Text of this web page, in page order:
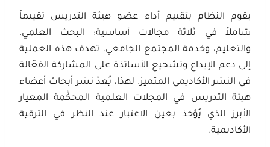
يقوم النظام بتقييم أداء عضو هيئة التدريس تقييماً
شاملاً في ثلاثة مجالات أساسية: البحث العلمي،
والتعليم، وخدمة المجتمع الجامعي. تهدف هذه العملية
إلى دعم الإبداع وتشجيع الأساتذة على المشاركة الفعّالة
في النشر الأكاديمي المتميز. لهذا، يُعدّ نشر أبحاث أعضاء
هيئة التدريس في المجلات العلمية المحكَّمة المعيار
الأبرز الذي يُؤخذ بعين الاعتبار عند النظر في الترقية
الأكاديمية.